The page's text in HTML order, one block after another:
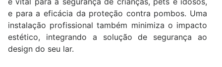
e para a eficácia da proteção contra pombos. Uma
instalação profissional também minimiza o impacto
estético, integrando a solução de segurança ao
design do seu lar.